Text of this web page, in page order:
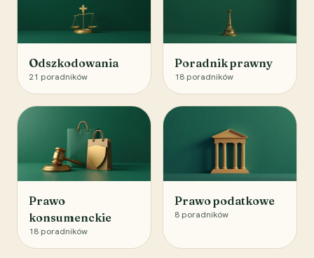
Odszkodowania
21 poradników
Poradnik prawny
18 poradników
Prawo
konsumenckie
18 poradników
Prawo podatkowe
8 poradników